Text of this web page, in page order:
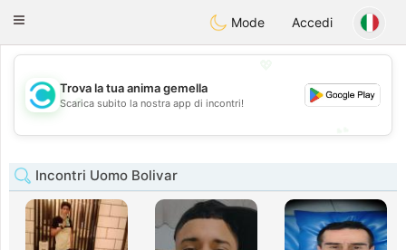
olombiaCitas
Toggle
Mode Accedi
💖
💕
Trova la tua anima gemella
Scarica subito la nostra app di incontri!
Incontri Uomo Bolivar